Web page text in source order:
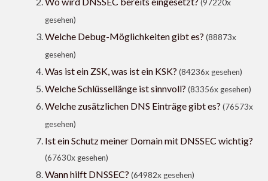
(97220x
gesehen)
Welche Debug-Möglichkeiten gibt es? (88873x
gesehen)
Was ist ein ZSK, was ist ein KSK? (84236x gesehen)
Welche Schlüssellänge ist sinnvoll? (83356x gesehen)
Welche zusätzlichen DNS Einträge gibt es? (76573x
gesehen)
Ist ein Schutz meiner Domain mit DNSSEC wichtig?
(67630x gesehen)
Wann hilft DNSSEC? (64982x gesehen)